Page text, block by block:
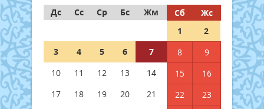
Дс
Сс Ср Бс Жм Сб
Жс
1
2
3
4 5 6 7 8
9
10
11 12 13 14 15
16
17
18 19 20 21 22
23